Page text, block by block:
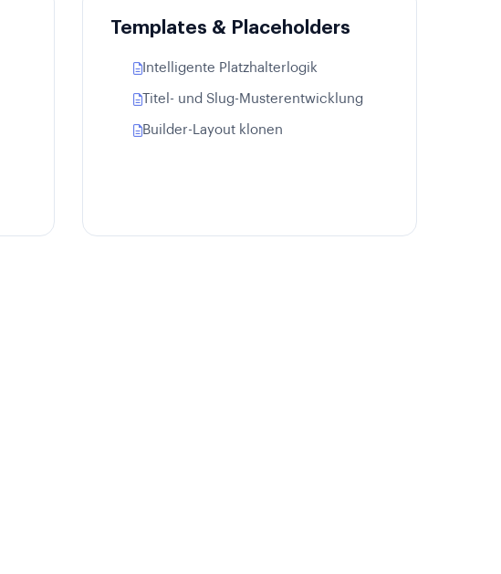
Templates & Placeholders
Intelligente Platzhalterlogik
Titel- und Slug-Musterentwicklung
Builder-Layout klonen